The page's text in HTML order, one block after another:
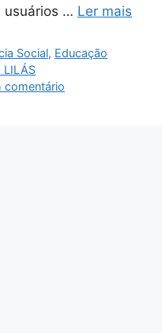
usuários … Ler mais
Social, Educação
LILÁS
comentário